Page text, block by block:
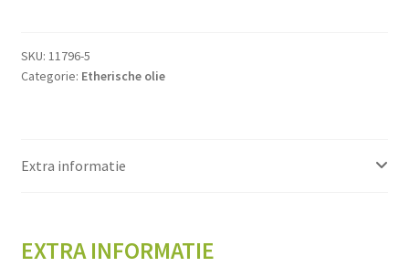
5ml
aantal
SKU: 11796-5
Categorie: Etherische olie
Extra informatie
EXTRA INFORMATIE